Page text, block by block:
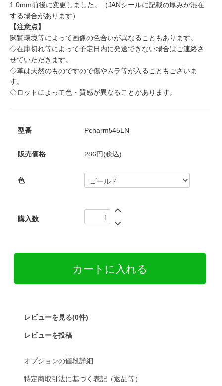
1.0mm前後に変更しました。（JANシールに記載の厚みが混在
する場合があります）
【注意点】
閲覧環境等によって画像の色合いが異なることもあります。
◇在庫切れ等によって予定日内に発送できない場合はご連絡さ
せていただきます。
◇革は天然のものですので傷やムラ等が入ることもございま
す。
◇ロットによって色・質感が異なることがあります。
型番 Pcharm545LN
販売価格 286円(税込)
色
購入数
レビューを見る(0件)
レビューを投稿
オプションの値段詳細
特定商取引法に基づく表記（返品等）